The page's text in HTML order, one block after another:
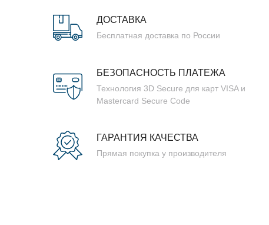
ДОСТАВКА
Бесплатная доставка по России
БЕЗОПАСНОСТЬ ПЛАТЕЖА
Технология 3D Secure для карт VISA и
Mastercard Secure Code
ГАРАНТИЯ КАЧЕСТВА
Прямая покупка у производителя